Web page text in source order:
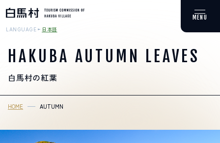
MOUNTAIN & TREKKING
登山・トレッキング
スキー場
LANGUAGE 日本語
HAKUBA AUTUMN LEAVES
白馬村の紅葉
HOME AUTUMN